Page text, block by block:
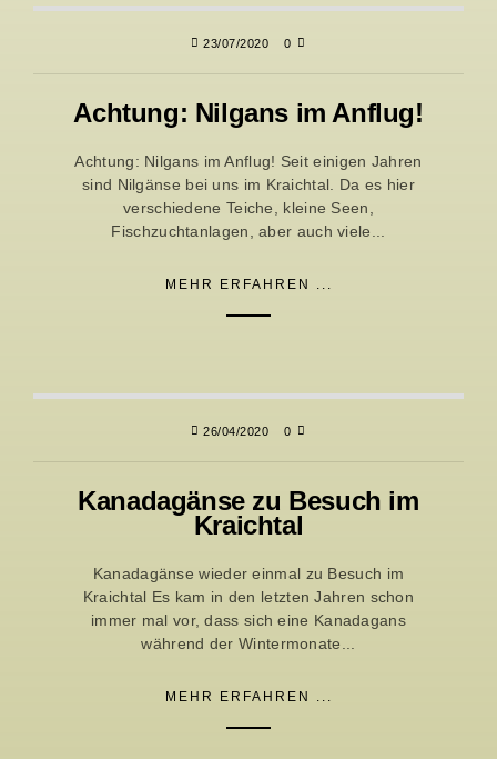
23/07/2020 0
Achtung: Nilgans im Anflug!
Achtung: Nilgans im Anflug! Seit einigen Jahren
sind Nilgänse bei uns im Kraichtal. Da es hier
verschiedene Teiche, kleine Seen,
Fischzuchtanlagen, aber auch viele...
MEHR ERFAHREN ...
26/04/2020 0
Kanadagänse zu Besuch im
Kraichtal
Kanadagänse wieder einmal zu Besuch im
Kraichtal Es kam in den letzten Jahren schon
immer mal vor, dass sich eine Kanadagans
während der Wintermonate...
MEHR ERFAHREN ...